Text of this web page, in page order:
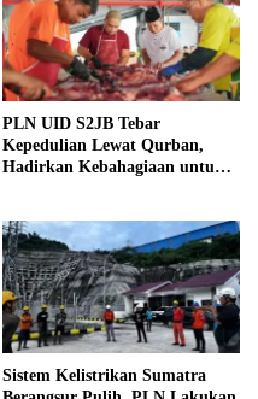
PLN UID S2JB Tebar
Kepedulian Lewat Qurban,
Hadirkan Kebahagiaan untuk
Sistem Kelistrikan Sumatra